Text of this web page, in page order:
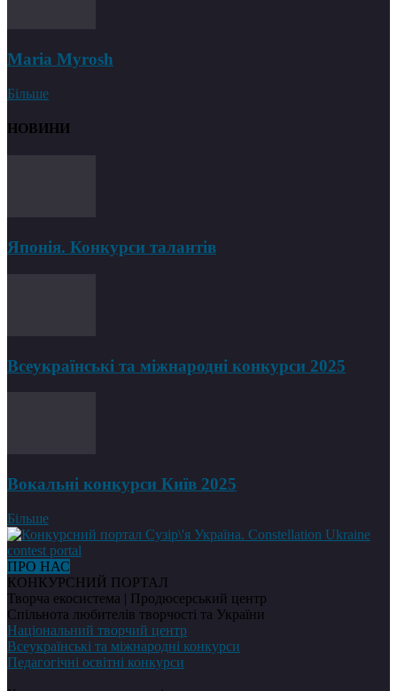
Maria Myrosh
Більше
НОВИНИ
Японія. Конкурси талантів
Всеукраїнські та міжнародні конкурси 2025
Вокальні конкурси Київ 2025
Більше
ПРО НАС
КОНКУРСНИЙ ПОРТАЛ
Творча екосистема | Продюсерський центр
Спільнота любителів творчості та України
Національний творчий центр
Всеукраїнські та міжнародні конкурси
Педагогічні освітні конкурси